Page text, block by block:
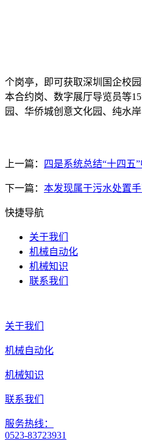
个岗亭，即可获取深圳国企校
本合约岗、数字展厅导览员等
园、华侨城创意文化园、纯水
上一篇： 四是系统总结“十四五
下一篇： 本发现属于污水处置
快捷导航
关于我们
机械自动化
机械知识
联系我们
关于我们
机械自动化
机械知识
联系我们
服务热线：
0523-83723931